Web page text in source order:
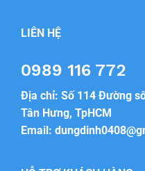
LIÊN HỆ
0989 116 772
Địa chỉ: Số 114 Đường
Tân Hưng, TpHCM
Email: